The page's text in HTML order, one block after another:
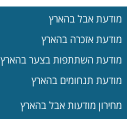
מודעת אבל בהארץ
מודעת אזכרה בהארץ
מודעת השתתפות בצער בהארץ
מודעת תנחומים בהארץ
מחירון מודעות אבל בהארץ